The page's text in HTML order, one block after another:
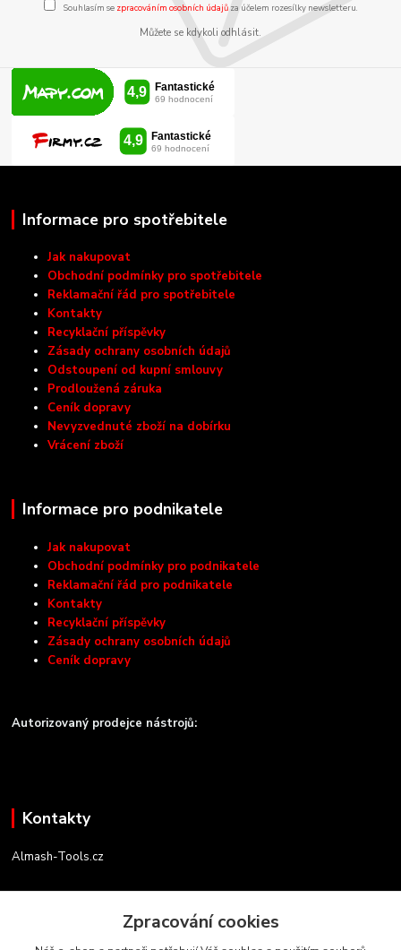
Souhlasím se zpracováním osobních údajůza účelem rozesílky newsletteru.
Můžete se kdykoli odhlásit.
Informace pro spotřebitele
Jak nakupovat
Obchodní podmínky pro spotřebitele
Reklamační řád pro spotřebitele
Kontakty
Recyklační příspěvky
Zásady ochrany osobních údajů
Odstoupení od kupní smlouvy
Prodloužená záruka
Ceník dopravy
Nevyzvednuté zboží na dobírku
Vrácení zboží
Informace pro podnikatele
Jak nakupovat
Obchodní podmínky pro podnikatele
Reklamační řád pro podnikatele
Kontakty
Recyklační příspěvky
Zásady ochrany osobních údajů
Ceník dopravy
Autorizovaný prodejce nástrojů:
Kontakty
Almash-Tools.cz
+420 603 145 054Zpracování cookies